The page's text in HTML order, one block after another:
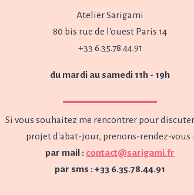
Atelier Sarigami
80 bis rue de l'ouest Paris 14
+33 6.35.78.44.91
du mardi au samedi 11h - 19h
Si vous souhaitez me rencontrer pour
projet d'abat-jour, prenons-rendez-vous :
par mail : contact@sarigami.fr
par sms : +33 6.35.78.44.91